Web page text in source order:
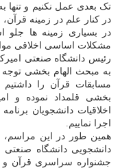
تک بعدی عمل نکنیم و تنها
در کنار علم در زمینه
در بسیاری زمینه ها
مشکلات اساسی اخلاقی
رئیس دانشگاه صنعتی
به مبحث الهام بخشی توجه
مسابقات قرآن را داشتیم
بخشی قلمداد نموده و
اخلاقیات دانشجویان
اجرا نماییم.
همین طور در این مراسم،
دانشجویی دانشگاه
جشنواره سراسری قرآن و